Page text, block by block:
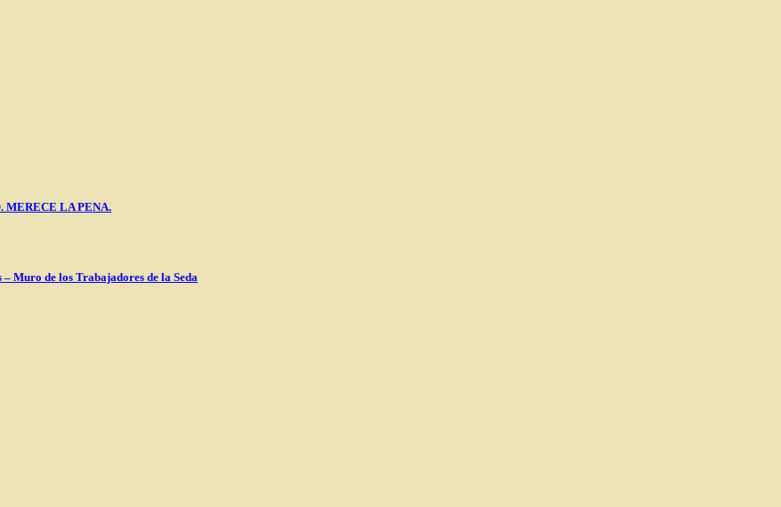
MERECE LA PENA.
Muro de los Trabajadores de la Seda